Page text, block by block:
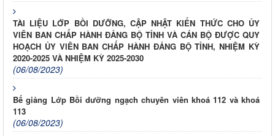
TÀI LIỆU LỚP BỒI DƯỠNG, CẬP NHẬT KIẾN THỨC CHO ỦY
VIÊN BAN CHẤP HÀNH ĐẢNG BỘ TỈNH VÀ CÁN BỘ ĐƯỢC QUY
HOẠCH ỦY VIÊN BAN CHẤP HÀNH ĐẢNG BỘ TỈNH, NHIỆM KỲ
2020-2025 VÀ NHIỆM KỲ 2025-2030
(06/08/2023)
Bế giảng Lớp Bồi dưỡng ngạch chuyên viên khoá 112 và khoá
113
(06/08/2023)